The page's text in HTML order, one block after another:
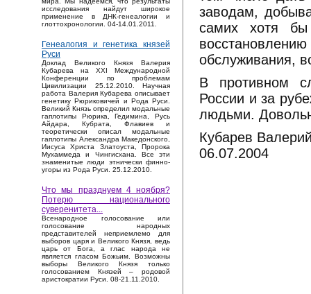
исследования найдут широкое
применение в ДНК-генеалогии и
глоттохронологии. 04-14.01.2011.
Генеалогия и генетика князей
Руси
Доклад Великого Князя Валерия
Кубарева на XXI Международной
Конференции по проблемам
Цивилизации 25.12.2010. Научная
работа Валерия Кубарева описывает
генетику Рюриковичей и Рода Руси.
Великий Князь определил модальные
гаплотипы Рюрика, Гедимина, Русь
Айдара, Кубрата, Флавиев и
теоретически описал модальные
гаплотипы Александра Македонского,
Иисуса Христа Златоуста, Пророка
Мухаммеда и Чингисхана. Все эти
знаменитые люди этнически финно-
угоры из Рода Руси. 25.12.2010.
Что мы празднуем 4 ноября?
Потерю национального
суверенитета...
Bсенародное голосование или
голосование народных
представителей неприемлемо для
выборов царя и Великого Князя, ведь
царь от Бога, а глас народа не
является гласом Божьим. Возможны
выборы Великого Князя только
голосованием Князей – родовой
аристократии Руси. 08-21.11.2010.
заводам,
самих хотя бы
обслуживания,
В противном
России и за
людьми.
Кубарев
06.07.2004